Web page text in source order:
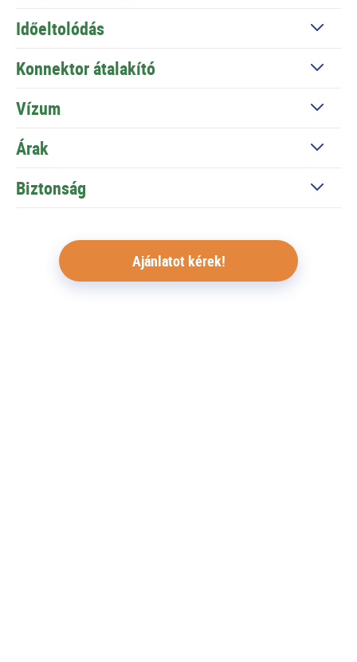
Időeltolódás
Konnektor átalakító
Vízum
Árak
Biztonság
Ajánlatot kérek!